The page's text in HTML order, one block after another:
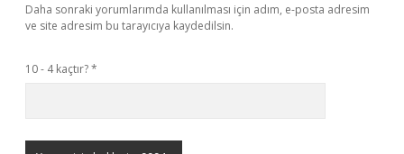
Daha sonraki yorumlarımda kullanılması için adım, e-posta adresim
ve site adresim bu tarayıcıya kaydedilsin.
10 - 4 kaçtır?*